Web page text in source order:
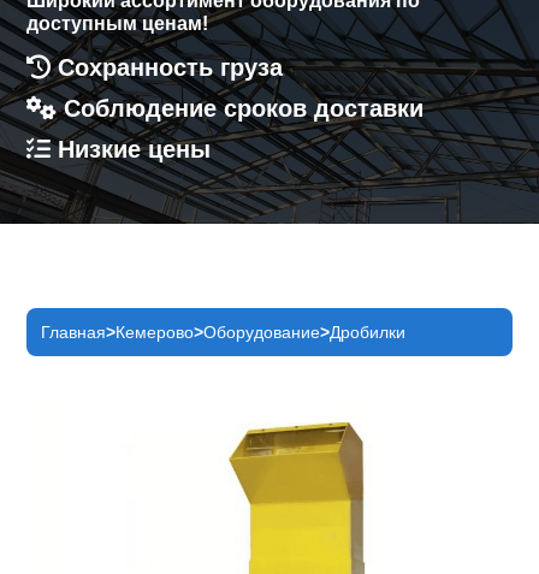
доступным ценам!
Сохранность груза
Соблюдение сроков доставки
Низкие цены
Главная Кемерово Оборудование Дробилки